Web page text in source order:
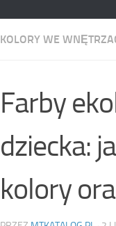
KOLORY WE
Farby
dziecka:
kolory